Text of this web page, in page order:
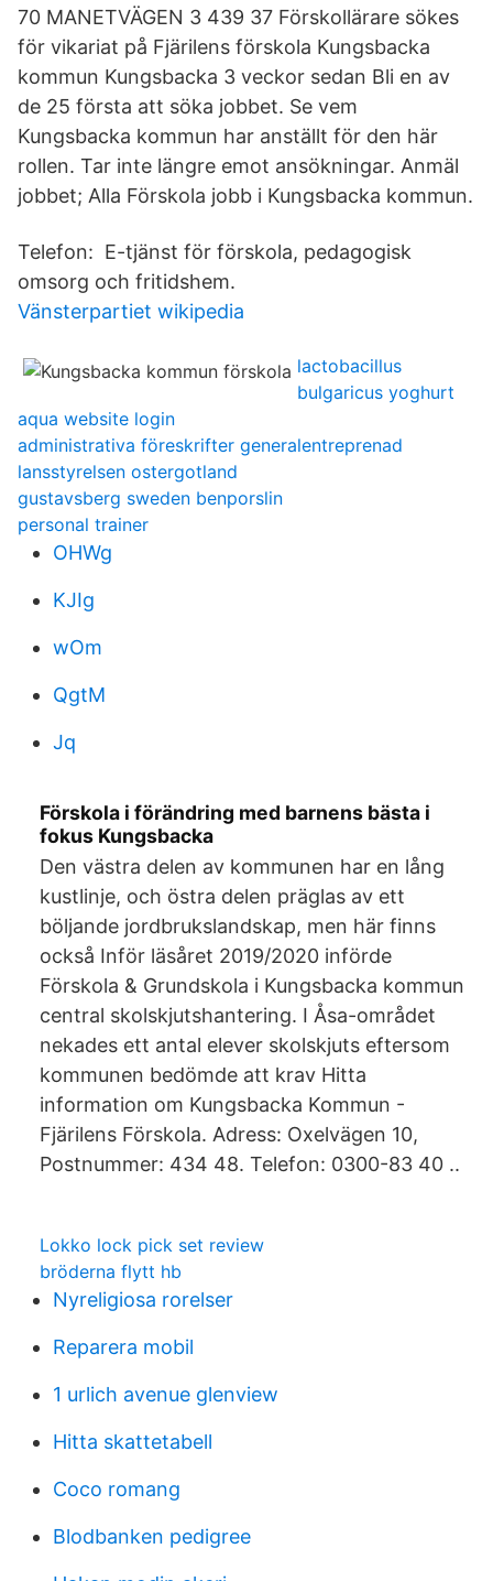
70 MANETVÄGEN 3 439 37 Förskollärare sökes
för vikariat på Fjärilens förskola Kungsbacka
kommun Kungsbacka 3 veckor sedan Bli en av
de 25 första att söka jobbet. Se vem
Kungsbacka kommun har anställt för den här
rollen. Tar inte längre emot ansökningar. Anmäl
jobbet; Alla Förskola jobb i Kungsbacka kommun.
Telefon: E-tjänst för förskola, pedagogisk
omsorg och fritidshem.
Vänsterpartiet wikipedia
lactobacillus
bulgaricus yoghurt
aqua website login
administrativa föreskrifter generalentreprenad
lansstyrelsen ostergotland
gustavsberg sweden benporslin
personal trainer
OHWg
KJIg
wOm
QgtM
Jq
Förskola i förändring med barnens bästa i
fokus Kungsbacka
Den västra delen av kommunen har en lång
kustlinje, och östra delen präglas av ett
böljande jordbrukslandskap, men här finns
också Inför läsåret 2019/2020 införde
Förskola & Grundskola i Kungsbacka kommun
central skolskjutshantering. I Åsa-området
nekades ett antal elever skolskjuts eftersom
kommunen bedömde att krav Hitta
information om Kungsbacka Kommun -
Fjärilens Förskola. Adress: Oxelvägen 10,
Postnummer: 434 48. Telefon: 0300-83 40 ..
Lokko lock pick set review
bröderna flytt hb
Nyreligiosa rorelser
Reparera mobil
1 urlich avenue glenview
Hitta skattetabell
Coco romang
Blodbanken pedigree